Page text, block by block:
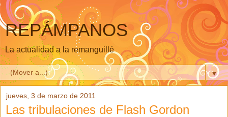
REPÁMPANOS
La actualidad a la remanguillé
▼
jueves, 3 de marzo de 2011
Las tribulaciones de Flash Gordon